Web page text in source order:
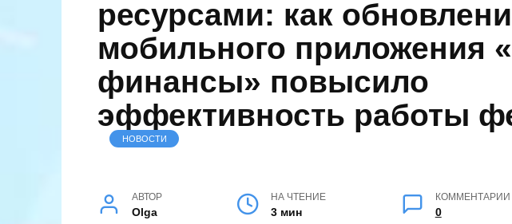
ресурсами: как
мобильного приложения
финансы» повысило
эффективность работы
НОВОСТИ
АВТОР
Olga
НА ЧТЕНИЕ
3 мин
КОММЕНТАРИИ
0